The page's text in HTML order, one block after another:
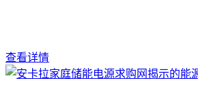
查看详情